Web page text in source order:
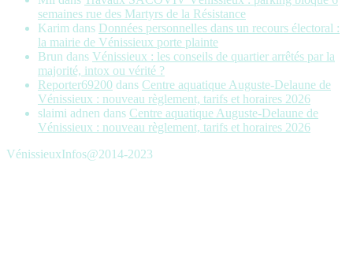
semaines rue des Martyrs de la Résistance
Karim dans Données personnelles dans un recours électoral :
la mairie de Vénissieux porte plainte
Brun dans Vénissieux : les conseils de quartier arrêtés par la
majorité, intox ou vérité ?
Reporter69200 dans Centre aquatique Auguste-Delaune de
Vénissieux : nouveau règlement, tarifs et horaires 2026
slaimi adnen dans Centre aquatique Auguste-Delaune de
Vénissieux : nouveau règlement, tarifs et horaires 2026
VénissieuxInfos@2014-2023